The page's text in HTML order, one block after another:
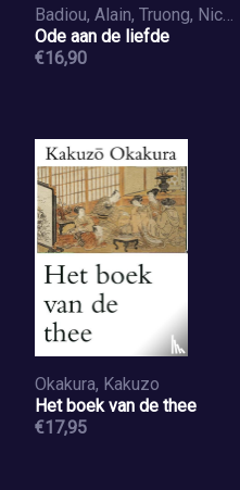
Badiou, Alain, Truong, Nicolas
Ode aan de liefde
€16,90
Okakura, Kakuzo
Het boek van de thee
€17,95